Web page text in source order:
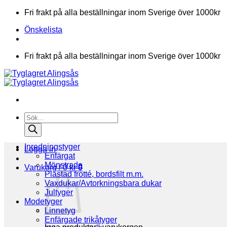
Skip
content
Fri frakt på alla beställningar inom Sverige över 1000kr
Önskelista
Fri frakt på alla beställningar inom Sverige över 1000kr
Products
search
Logga in
Varukorg /0kr 0
Inredningstyger
Enfärgat
Mönstrade
Plastad frotté, bordsfilt m.m.
Vaxdukar/Avtorkningsbara dukar
Jultyger
Modetyger
Linnetyg
Enfärgade trikåtyger